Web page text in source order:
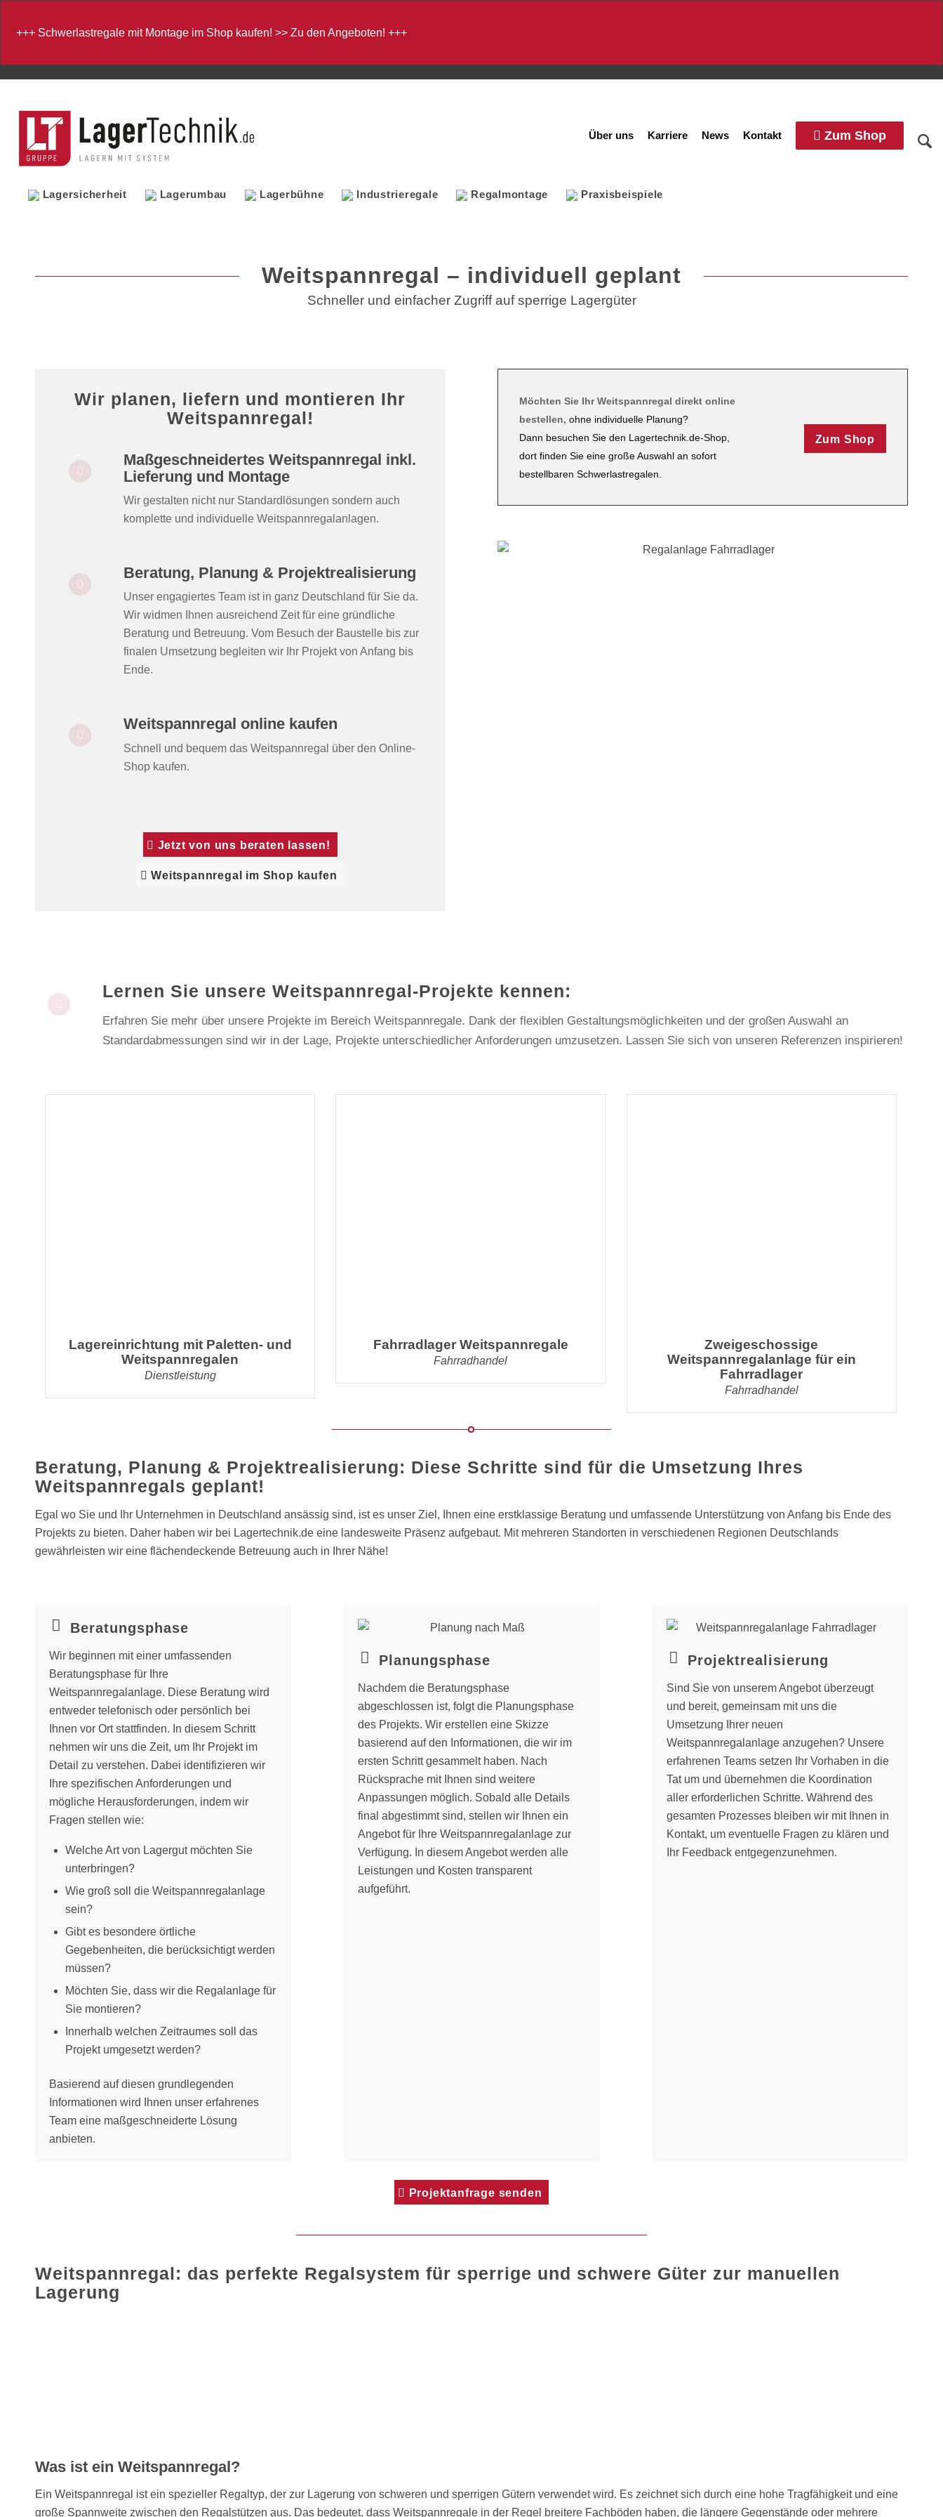
+++ Schwerlastregale mit Montage im Shop kaufen! >> Zu den Angeboten! +++
Über uns Karriere News Kontakt Zum Shop
Lagersicherheit Lagerumbau Lagerbühne Industrieregale Regalmontage Praxisbeispiele
Weitspannregal – individuell geplant
Schneller und einfacher Zugriff auf sperrige Lagergüter
Wir planen, liefern und montieren Ihr
Weitspannregal!
Maßgeschneidertes Weitspannregal inkl.
Lieferung und Montage
Wir gestalten nicht nur Standardlösungen sondern auch
komplette und individuelle Weitspannregalanlagen.
Beratung, Planung & Projektrealisierung
Unser engagiertes Team ist in ganz Deutschland für Sie da.
Wir widmen Ihnen ausreichend Zeit für eine gründliche
Beratung und Betreuung. Vom Besuch der Baustelle bis zur
finalen Umsetzung begleiten wir Ihr Projekt von Anfang bis
Ende.
Weitspannregal online kaufen
Schnell und bequem das Weitspannregal über den Online-
Shop kaufen.
Jetzt von uns beraten lassen!
Weitspannregal im Shop kaufen
Möchten Sie Ihr Weitspannregal direkt online
bestellen, ohne individuelle Planung?
Dann besuchen Sie den Lagertechnik.de-Shop,
dort finden Sie eine große Auswahl an sofort
bestellbaren Schwerlastregalen.
Zum Shop
Lernen Sie unsere Weitspannregal-Projekte kennen:
Erfahren Sie mehr über unsere Projekte im Bereich Weitspannregale. Dank der flexiblen Gestaltungsmöglichkeiten und der großen Auswahl an
Standardabmessungen sind wir in der Lage, Projekte unterschiedlicher Anforderungen umzusetzen. Lassen Sie sich von unseren Referenzen inspirieren!
Lagereinrichtung mit Paletten- und
Weitspannregalen
Dienstleistung
Fahrradlager Weitspannregale
Fahrradhandel
Zweigeschossige
Weitspannregalanlage für ein
Fahrradlager
Fahrradhandel
Beratung, Planung & Projektrealisierung: Diese Schritte sind für die Umsetzung Ihres
Weitspannregals geplant!
Egal wo Sie und Ihr Unternehmen in Deutschland ansässig sind, ist es unser Ziel, Ihnen eine erstklassige Beratung und umfassende Unterstützung von Anfang bis Ende des
Projekts zu bieten. Daher haben wir bei Lagertechnik.de eine landesweite Präsenz aufgebaut. Mit mehreren Standorten in verschiedenen Regionen Deutschlands
gewährleisten wir eine flächendeckende Betreuung auch in Ihrer Nähe!
Beratungsphase
Wir beginnen mit einer umfassenden
Beratungsphase für Ihre
Weitspannregalanlage. Diese Beratung wird
entweder telefonisch oder persönlich bei
Ihnen vor Ort stattfinden. In diesem Schritt
nehmen wir uns die Zeit, um Ihr Projekt im
Detail zu verstehen. Dabei identifizieren wir
Ihre spezifischen Anforderungen und
mögliche Herausforderungen, indem wir
Fragen stellen wie:
Welche Art von Lagergut möchten Sie
unterbringen?
Wie groß soll die Weitspannregalanlage
sein?
Gibt es besondere örtliche
Gegebenheiten, die berücksichtigt werden
müssen?
Möchten Sie, dass wir die Regalanlage für
Sie montieren?
Innerhalb welchen Zeitraumes soll das
Projekt umgesetzt werden?
Basierend auf diesen grundlegenden
Informationen wird Ihnen unser erfahrenes
Team eine maßgeschneiderte Lösung
anbieten.
Planungsphase
Nachdem die Beratungsphase
abgeschlossen ist, folgt die Planungsphase
des Projekts. Wir erstellen eine Skizze
basierend auf den Informationen, die wir im
ersten Schritt gesammelt haben. Nach
Rücksprache mit Ihnen sind weitere
Anpassungen möglich. Sobald alle Details
final abgestimmt sind, stellen wir Ihnen ein
Angebot für Ihre Weitspannregalanlage zur
Verfügung. In diesem Angebot werden alle
Leistungen und Kosten transparent
aufgeführt.
Projektrealisierung
Sind Sie von unserem Angebot überzeugt
und bereit, gemeinsam mit uns die
Umsetzung Ihrer neuen
Weitspannregalanlage anzugehen? Unsere
erfahrenen Teams setzen Ihr Vorhaben in die
Tat um und übernehmen die Koordination
aller erforderlichen Schritte. Während des
gesamten Prozesses bleiben wir mit Ihnen in
Kontakt, um eventuelle Fragen zu klären und
Ihr Feedback entgegenzunehmen.
Projektanfrage senden
Weitspannregal: das perfekte Regalsystem für sperrige und schwere Güter zur manuellen
Lagerung
Was ist ein Weitspannregal?
Ein Weitspannregal ist ein spezieller Regaltyp, der zur Lagerung von schweren und sperrigen Gütern verwendet wird. Es zeichnet sich durch eine hohe Tragfähigkeit und eine
große Spannweite zwischen den Regalstützen aus. Das bedeutet, dass Weitspannregale in der Regel breitere Fachböden haben, die längere Gegenstände oder mehrere